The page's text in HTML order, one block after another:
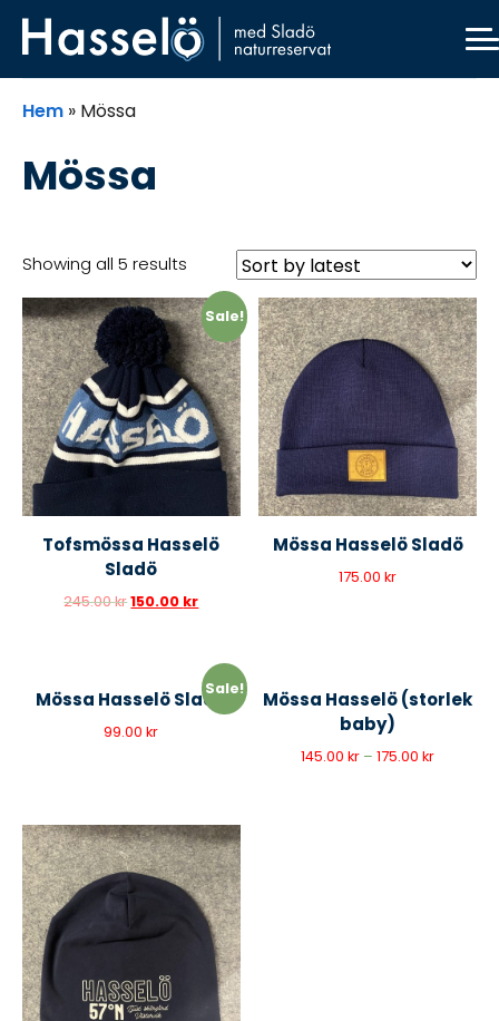
Skip
Skip
Skip
Skip
Hem » Mössa
Mössa
Showing all 5 results
Sale!
Tofsmössa Hasselö
Sladö
245.00kr150.00 kr
Mössa Hasselö Sladö
175.00kr
Sale!
Mössa Hasselö Sladö
99.00kr
Mössa Hasselö (storlek
baby)
145.00kr –175.00kr